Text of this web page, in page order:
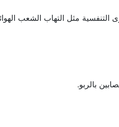
مثل التهاب الشعب
بالربو.